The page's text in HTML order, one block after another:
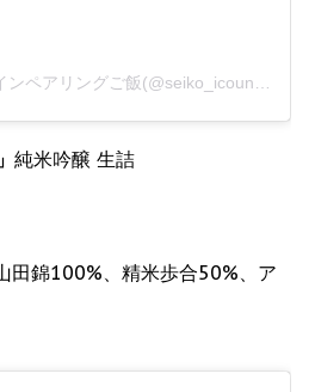
純米吟醸 生詰
田錦100%、精米歩合50%、ア